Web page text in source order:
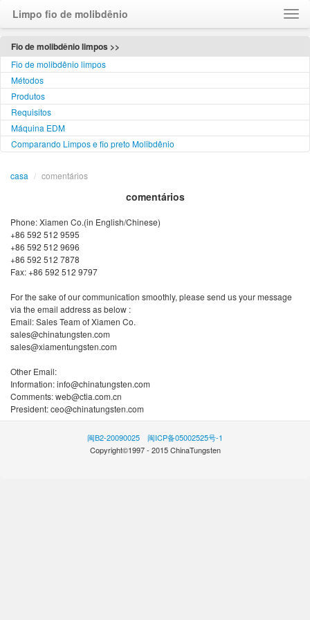
Limpo fio de molibdênio
casa
sobre
Fale Conosco
visite-nos
comentários
Language
Fio de molibdênio limpos >>
Fio de molibdênio limpos
Métodos
Produtos
Requisitos
Máquina EDM
Comparando Limpos e fio preto Molibdênio
casa / comentários
comentários
Phone: Xiamen Co.(in English/Chinese)
+86 592 512 9595
+86 592 512 9696
+86 592 512 7878
Fax: +86 592 512 9797
For the sake of our communication smoothly, please send us your message
via the email address as below :
Email: Sales Team of Xiamen Co.
sales@chinatungsten.com
sales@xiamentungsten.com
Other Email:
Information: info@chinatungsten.com
Comments: web@ctia.com.cn
President: ceo@chinatungsten.com
闽B2-20090025
闽ICP备05002525号-1
Copyright©1997 - 2015 ChinaTungsten